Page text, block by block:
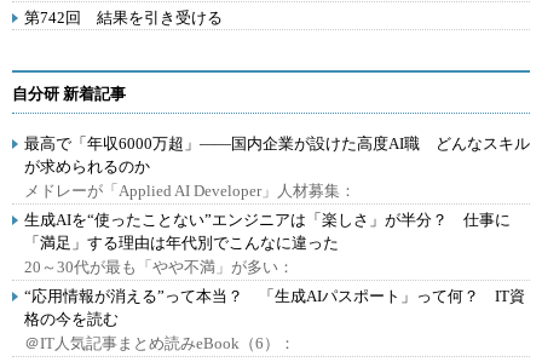
第742回 結果を引き受ける
自分研 新着記事
最高で「年収6000万超」――国内企業が設けた高度AI職 どんなスキル
が求められるのか
メドレーが「Applied AI Developer」人材募集：
生成AIを“使ったことない”エンジニアは「楽しさ」が半分？ 仕事に
「満足」する理由は年代別でこんなに違った
20～30代が最も「やや不満」が多い：
“応用情報が消える”って本当？ 「生成AIパスポート」って何？ IT資
格の今を読む
＠IT人気記事まとめ読みeBook（6）：